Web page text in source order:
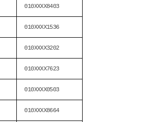
010XXXX8403
010XXXX1536
010XXXX3202
010XXXX7623
010XXXX0503
010XXXX8664